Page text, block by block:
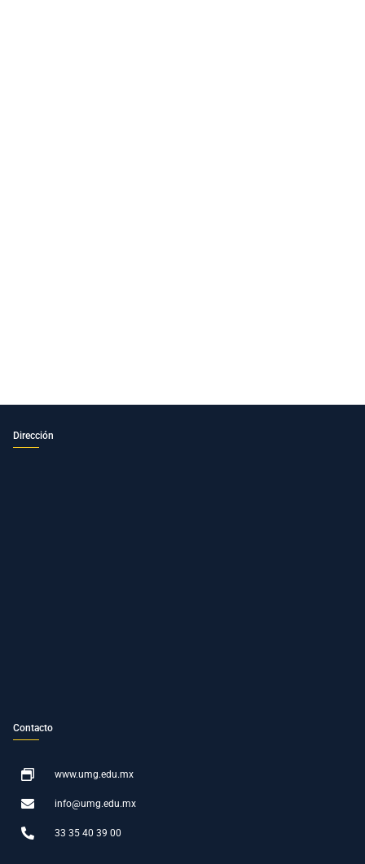
Dirección
Contacto
www.umg.edu.mx
info@umg.edu.mx
33 35 40 39 00